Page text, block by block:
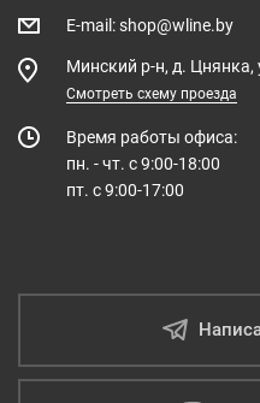
E-mail :shop@wline.by
Минский р-н, д.
Смотреть схему проезда
Время работы офиса:
пн. - чт. с 9:00-18:00
пт. с 9:00-17:00